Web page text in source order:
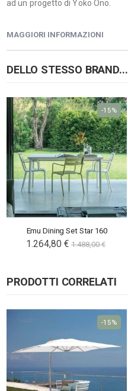
ad un progetto di Yoko Ono.
MAGGIORI INFORMAZIONI
DELLO STESSO BRAND...
Emu Dining Set Star 160
1.264,80 € 1.488,00 €
-15%
PRODOTTI CORRELATI
-15%